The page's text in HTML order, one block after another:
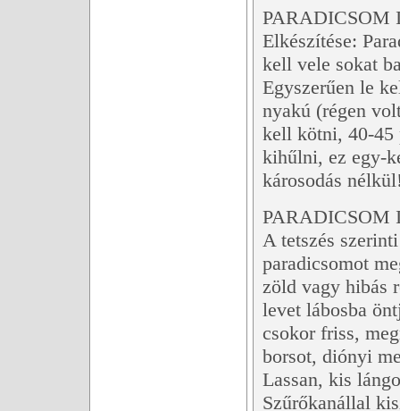
Elkészítése:
kell vele sokat
Egyszerűen le
nyakú (régen
kell kötni, 40-45
kihűlni, ez egy-
károsodás
PARADICSOM
A tetszés
paradicsomot
zöld vagy hibás
levet lábosba
csokor friss,
borsot, diónyi
Lassan, kis
Szűrőkanállal